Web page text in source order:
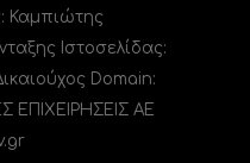
Καμπιώτης
Ιστοσελίδας:
Domain:
ΕΠΙΧΕΙΡΗΣΕΙΣ ΑΕ